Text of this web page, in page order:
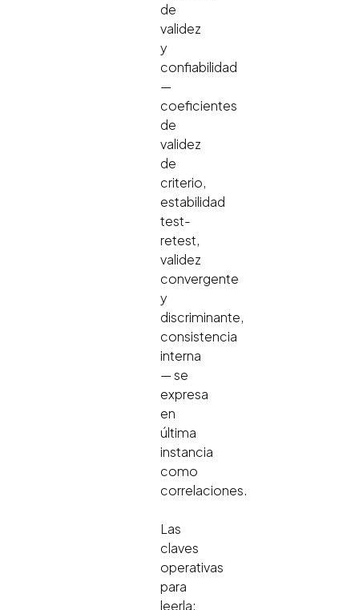
de
validez
y
confiabilidad
—
coeficientes
de
validez
de
criterio,
estabilidad
test-
retest,
validez
convergente
y
discriminante,
consistencia
interna
— se
expresa
en
última
instancia
como
correlaciones.
Las
claves
operativas
para
leerla: